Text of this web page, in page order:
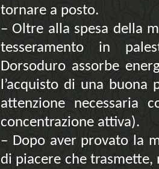
tornare a posto.
– Oltre alla spesa della
tesseramento in
Dorsoduro assorbe
l’acquisto di una
attenzione necessaria
concentrazione attiva).
– Dopo aver provato la
di piacere che trasmette,